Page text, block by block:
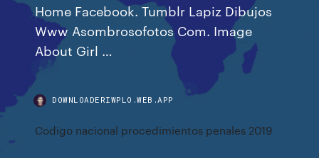
Home Facebook. Tumblr Lapiz Dibujos
Www Asombrosofotos Com. Image
About Girl …
DOWNLOADERIWPLO.WEB.APP
Codigo nacional procedimientos penales 2019